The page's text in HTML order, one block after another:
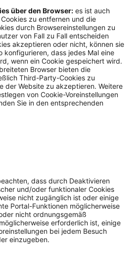
über den Browser: es ist auch
zu entfernen und die
durch Browsereinstellungen zu
von Fall zu Fall entscheiden
akzeptieren oder nicht, können sie
konfigurieren, dass jedes Mal eine
wenn ein Cookie gespeichert wird.
Browser bieten die
Third-Party-Cookies zu
der Website zu akzeptieren. Weitere
von Cookie-Voreinstellungen
Sie in den entsprechenden
dass durch Deaktivieren
und/oder funktionaler Cookies
nicht zugänglich ist oder einige
Portal-Funktionen möglicherweise
nicht ordnungsgemäß
erforderlich ist, einige
bei jedem Besuch
einzugeben.